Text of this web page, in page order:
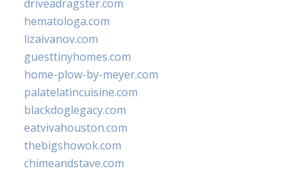
driveadragster.com
hematologa.com
lizaivanov.com
guesttinyhomes.com
home-plow-by-meyer.com
palatelatincuisine.com
blackdoglegacy.com
eatvivahouston.com
thebigshowok.com
chimeandstave.com